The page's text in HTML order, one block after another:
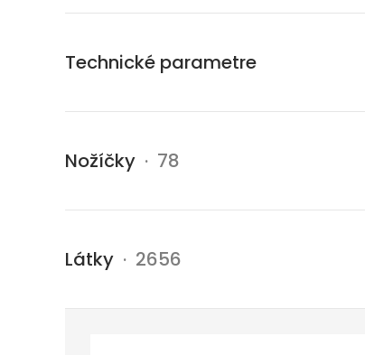
Technické parametre
Nožíčky · 78
Látky · 2656